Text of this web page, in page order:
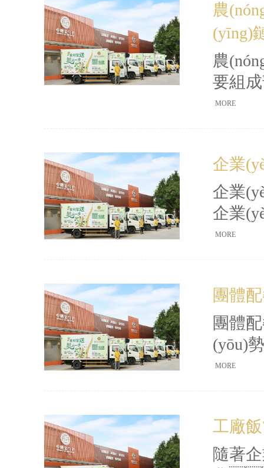
農
(yīng)
農
要組
(jìn)農
優
送行
MORE
企業
企業
企業
施
MORE
團體
團體
(yōu)
MORE
工廠
隨著